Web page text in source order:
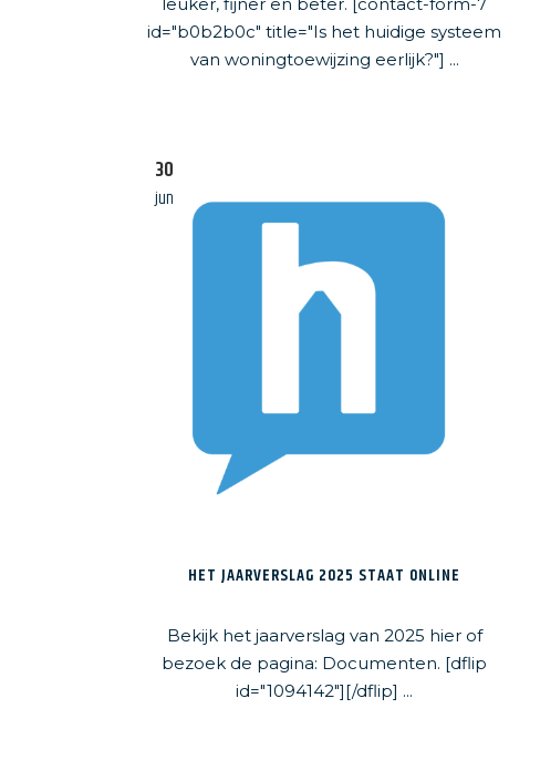
id="b0b2b0c" title="Is het huidige systeem
van woningtoewijzing eerlijk?"] ...
30
jun
HET JAARVERSLAG 2025 STAAT ONLINE
Bekijk het jaarverslag van 2025 hier of
bezoek de pagina: Documenten. [dflip
id="1094142"][/dflip] ...